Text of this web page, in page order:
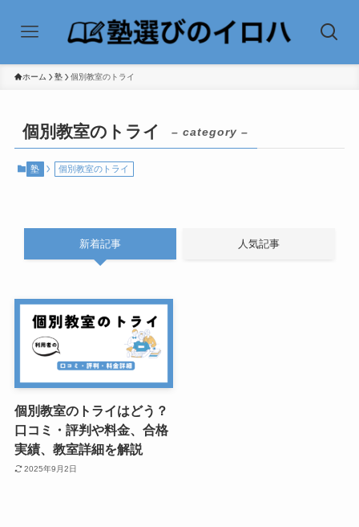
ホーム 塾 個別教室のトライ
個別教室のトライ – category –
塾 個別教室のトライ
新着記事 人気記事
個別教室のトライはどう？
口コミ・評判や料金、合格
実績、教室詳細を解説
2025年9月2日